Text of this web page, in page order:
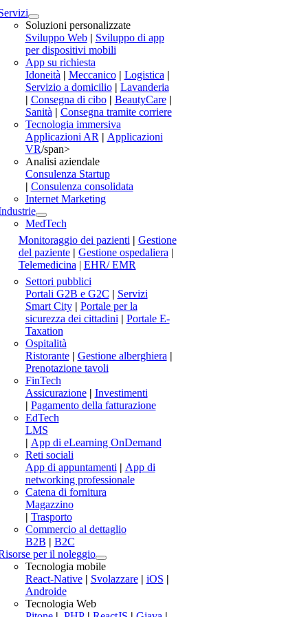
Soluzioni personalizzate
Sviluppo Web| Sviluppo di app
per dispositivi mobili
App su richiesta
Idoneità| Meccanico| Logistica|
Servizio a domicilio| Lavanderia
| Consegna di cibo | BeautyCare |
Sanità | Consegna tramite corriere
Tecnologia immersiva
Applicazioni AR| Applicazioni
VR/span>
Analisi aziendale
Consulenza Startup
| Consulenza consolidata
Internet Marketing
MedTech
Monitoraggio dei pazienti | Gestione
del paziente| Gestione ospedaliera |
Telemedicina| EHR/ EMR
Settori pubblici
Portali G2B e G2C | Servizi
Smart City| Portale per la
sicurezza dei cittadini| Portale E-
Taxation
Ospitalità
Ristorante| Gestione alberghiera|
Prenotazione tavoli
FinTech
Assicurazione| Investimenti
| Pagamento della fatturazione
EdTech
LMS
| App di eLearning OnDemand
Reti sociali
App di appuntamenti| App di
networking professionale
Catena di fornitura
Magazzino
| Trasporto
Commercio al dettaglio
B2B | B2C
per il noleggio
Tecnologia mobile
React-Native| Svolazzare| iOS |
Androide
Tecnologia Web